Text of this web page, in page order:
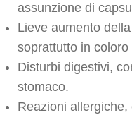
assunzione di
Lieve aumento
soprattutto in
Disturbi digestivi,
stomaco.
Reazioni